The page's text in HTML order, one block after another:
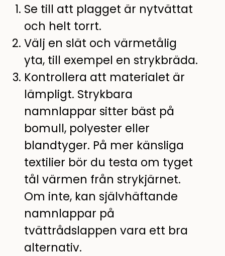
Se till att plagget är nytvättat
och helt torrt.
Välj en slät och värmetålig
yta, till exempel en strykbräda.
Kontrollera att materialet är
lämpligt. Strykbara
namnlappar sitter bäst på
bomull, polyester eller
blandtyger. På mer känsliga
textilier bör du testa om tyget
tål värmen från strykjärnet.
Om inte, kan självhäftande
namnlappar på
tvättrådslappen vara ett bra
alternativ.